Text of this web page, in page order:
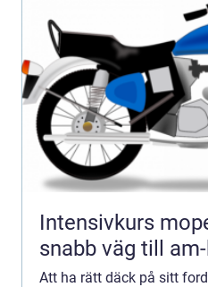
Intensivkurs
snabb väg till
Att ha rätt däck på sitt